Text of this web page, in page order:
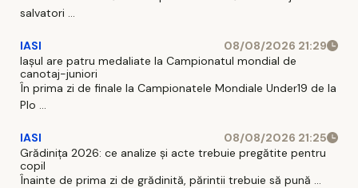
salvatori ...
IASI
08/08/2026 21:29
Iaşul are patru medaliate la Campionatul mondial de
canotaj-juniori
În prima zi de finale la Campionatele Mondiale Under19 de la
Plo ...
IASI
08/08/2026 21:25
Grădinița 2026: ce analize și acte trebuie pregătite pentru
copil
Înainte de prima zi de grădinită, părintii trebuie să pună ...